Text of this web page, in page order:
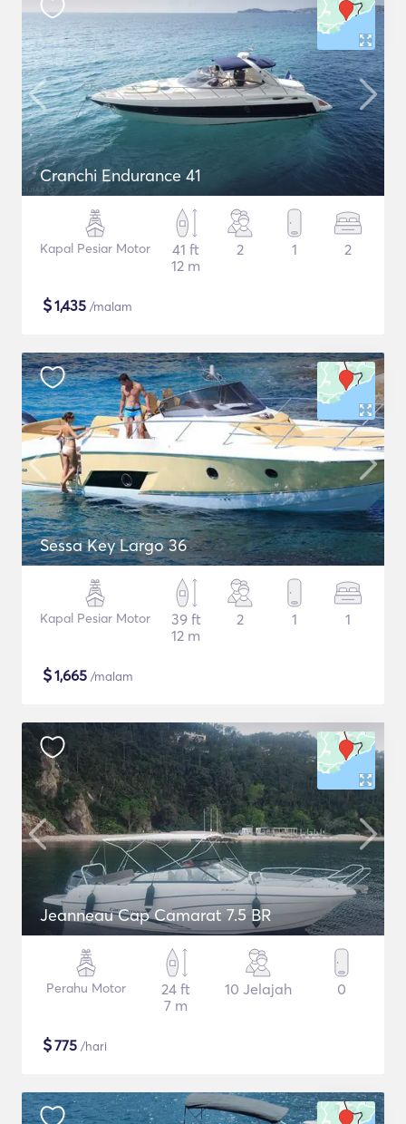
Cranchi Endurance 41
Kapal Pesiar Motor
41 ft
12 m
2 1 2
$1,435 /malam
Sessa Key Largo 36
Kapal Pesiar Motor
39 ft
12 m
2 1 1
$1,665 /malam
Jeanneau Cap Camarat 7.5 BR
Perahu Motor
24 ft
7 m
10 Jelajah 0
$775 /hari